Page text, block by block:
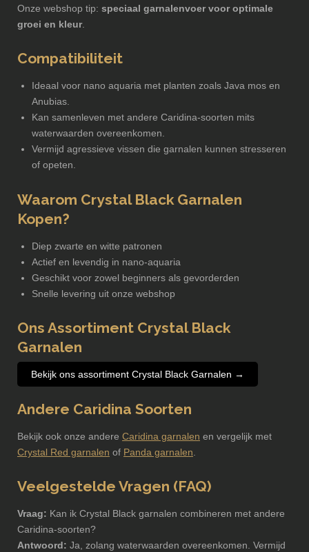
Onze webshop tip: speciaal garnalenvoer voor optimale
groei en kleur.
Compatibiliteit
Ideaal voor nano aquaria met planten zoals Java mos en
Anubias.
Kan samenleven met andere Caridina-soorten mits
waterwaarden overeenkomen.
Vermijd agressieve vissen die garnalen kunnen stresseren
of opeten.
Waarom Crystal Black Garnalen
Kopen?
Diep zwarte en witte patronen
Actief en levendig in nano-aquaria
Geschikt voor zowel beginners als gevorderden
Snelle levering uit onze webshop
Ons Assortiment Crystal Black
Garnalen
Bekijk ons assortiment Crystal Black Garnalen →
Andere Caridina Soorten
Bekijk ook onze andere Caridina garnalen en vergelijk met
Crystal Red garnalen of Panda garnalen
Veelgestelde Vragen (FAQ)
Vraag: Kan ik Crystal Black garnalen combineren met andere
Caridina-soorten?
Antwoord: Ja, zolang waterwaarden overeenkomen. Vermijd